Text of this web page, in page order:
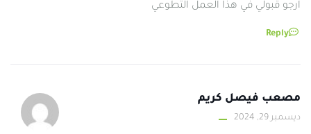
ارجو قبولي في هذا العمل التطوعي
Reply
مصعب فيصل كريم
ديسمبر 29, 2024